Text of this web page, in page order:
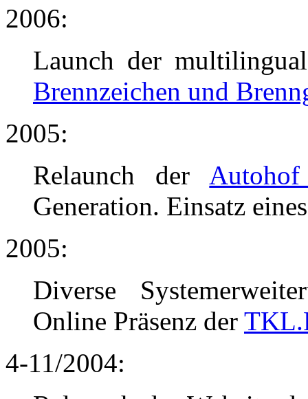
2006:
Launch der
Brennzeichen und
2005:
Relaunch der
Generation. Einsatz
2005:
Diverse
Online Präsenz der
4-11/2004: